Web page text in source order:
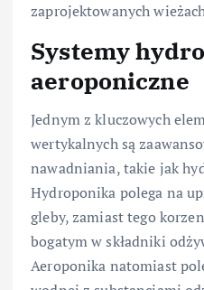
zaprojektowanych
Systemy
aeroponiczne
Jednym z kluczowych
wertykalnych są
nawadniania, takie jak
Hydroponika polega na
gleby, zamiast tego
bogatym w składniki
Aeroponika natomiast